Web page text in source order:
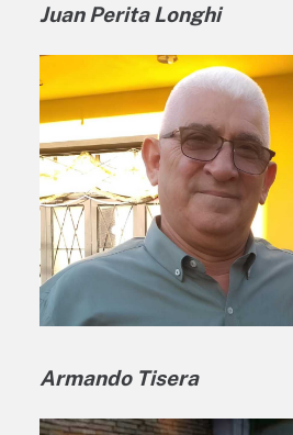
Juan Perita Longhi
Armando Tisera